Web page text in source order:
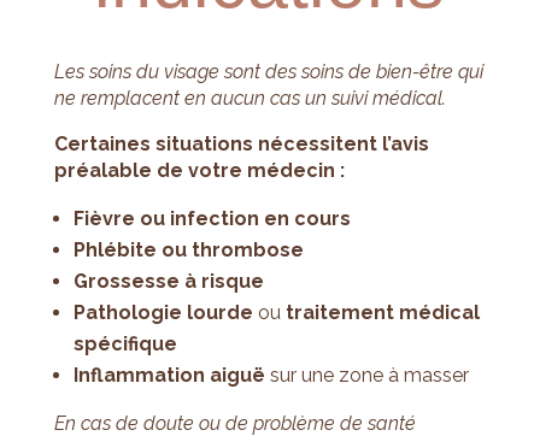
Les soins du visage sont des soins de bien-être qui
ne remplacent en aucun cas un suivi médical.
Certaines situations nécessitent l’avis
préalable de votre médecin :
Fièvre ou infection en cours
Phlébite ou thrombose
Grossesse à risque
Pathologie lourde ou traitement médical
spécifique
Inflammation aiguë sur une zone à masser
En cas de doute ou de problème de santé